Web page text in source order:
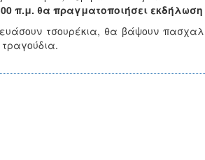
π.μ. θα πραγματοποιήσει
τσουρέκια, θα βάψουν